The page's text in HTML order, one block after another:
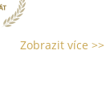
Zobrazit více >>